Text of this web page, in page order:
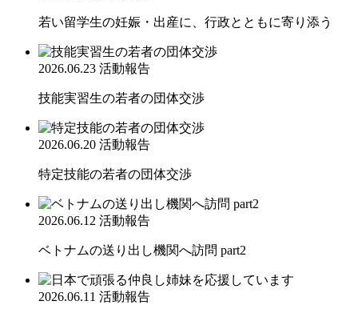
若い留学生の妊娠・出産に、行政とともに寄り添う
2026.06.23 活動報告
技能実習生の若者の団体交渉
2026.06.20 活動報告
特定技能の若者の団体交渉
2026.06.12 活動報告
ベトナムの送り出し機関へ訪問 part2
2026.06.11 活動報告